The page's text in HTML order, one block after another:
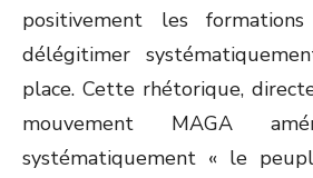
positivement les
délégitimer
place. Cette rhétorique,
mouvement MAGA
systématiquement « le